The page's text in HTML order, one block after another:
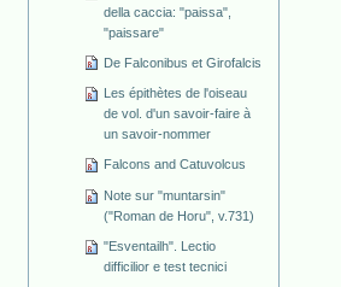
della caccia: "paissa",
"paissare"
De Falconibus et Girofalcis
Les épithètes de l'oiseau
de vol. d'un savoir-faire à
un savoir-nommer
Falcons and Catuvolcus
Note sur "muntarsin"
("Roman de Horu", v.731)
"Esventailh". Lectio
difficilior e test tecnici